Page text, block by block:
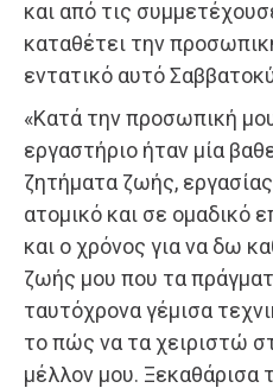
και από τις
καταθέτει την
εντατικό αυτό
«Κατά την προσωπική
εργαστήριο ήταν μία
ζητήματα ζωής,
ατομικό και σε ομαδικό
και ο χρόνος για να δω
ζωής μου που τα
ταυτόχρονα γέμισα
το πώς να τα χειριστώ
μέλλον μου. Ξεκαθάρισα